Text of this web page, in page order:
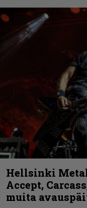
Hellsinki
Accept,
muita